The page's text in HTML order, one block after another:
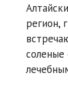
регион,
соленые